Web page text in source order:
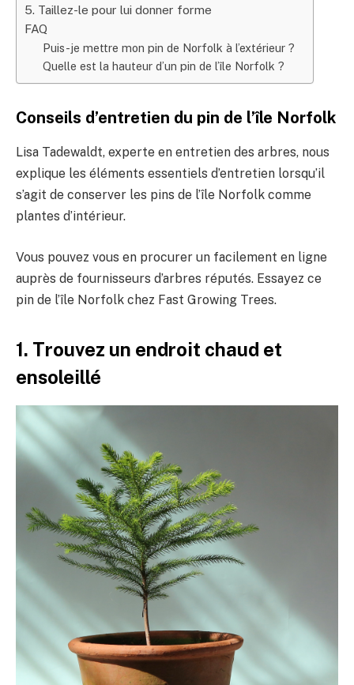
5. Taillez-le pour lui donner forme
FAQ
Puis-je mettre mon pin de Norfolk à l’extérieur ?
Quelle est la hauteur d’un pin de l’île Norfolk ?
Conseils d’entretien du pin de l’île Norfolk
Lisa Tadewaldt, experte en entretien des arbres, nous
explique les éléments essentiels d’entretien lorsqu’il
s’agit de conserver les pins de l’île Norfolk comme
plantes d’intérieur.
Vous pouvez vous en procurer un facilement en ligne
auprès de fournisseurs d’arbres réputés. Essayez ce
pin de l’île Norfolk chez Fast Growing Trees.
1. Trouvez un endroit chaud et
ensoleillé